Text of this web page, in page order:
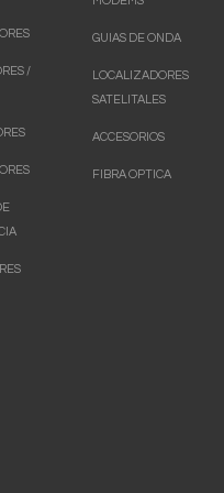
/
GUIAS DE ONDA
LOCALIZADORES
SATELITALES
ACCESORIOS
FIBRA OPTICA